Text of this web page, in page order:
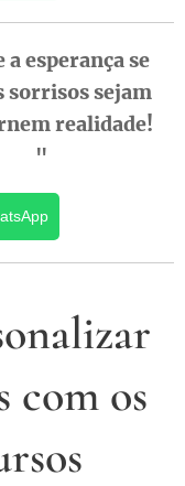
a esperança se
sorrisos sejam
realidade!
com os